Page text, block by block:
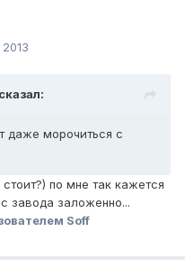
даже морочиться с
по мне так кажется
завода заложенно...
Soff